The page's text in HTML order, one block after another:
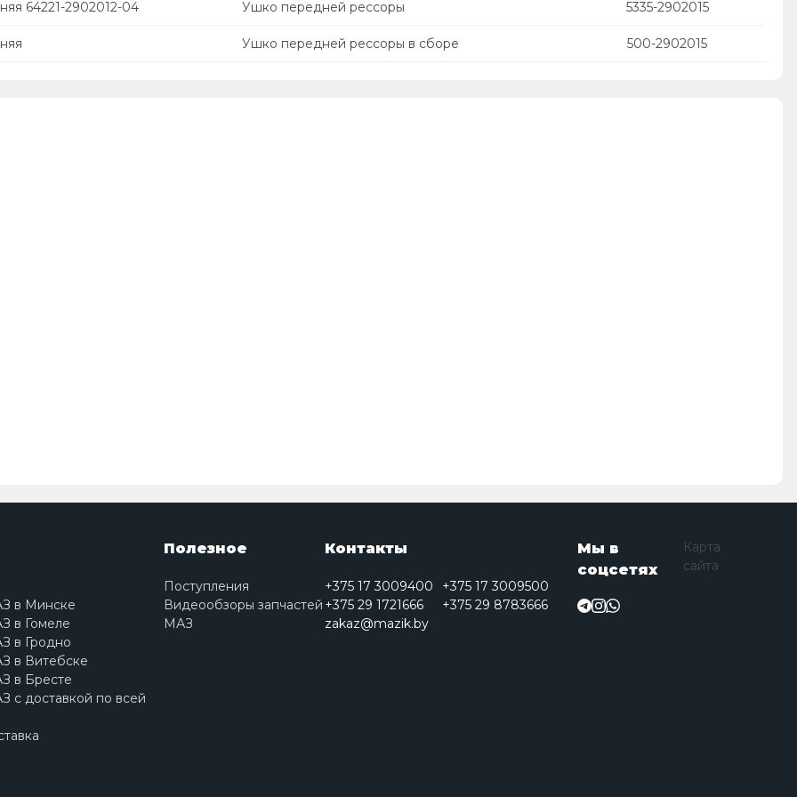
64221-2902012-04 Ушко передней рессоры 5335-2902015
Ушко передней рессоры в сборе 500-2902015
в Минске
в Гомеле
в Гродно
в Витебске
в Бресте
с доставкой по всей
Полезное
Поступления
Видеообзоры запчастей
МАЗ
Контакты
+375 17 3009400
+375 17 3009500
+375 29 1721666
+375 29 8783666
zakaz@mazik.by
Мы в
соцсетях
Карта
сайта